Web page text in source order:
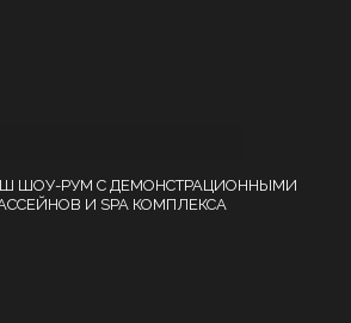
ШОУ-РУМ С ДЕМОНСТРАЦИОННЫМИ
И SPA КОМПЛЕКСА